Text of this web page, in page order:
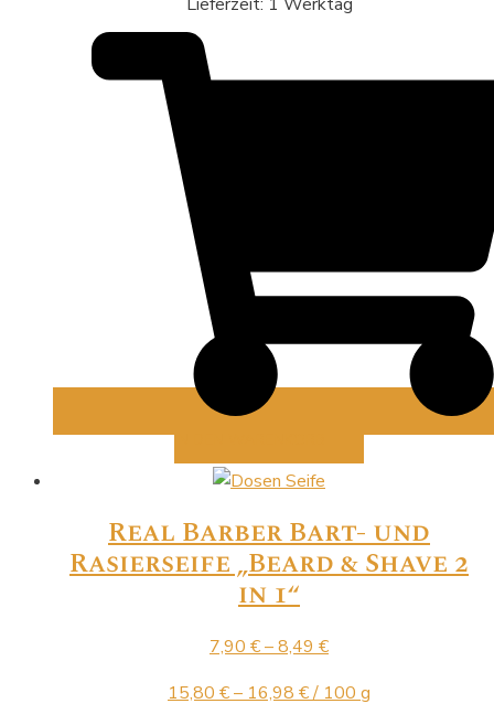
Real Barber Bart- und
Rasierseife „Beard & Shave 2
in 1“
7,90 €–8,49 €
15,80 €– 16,98 €/ 100 g